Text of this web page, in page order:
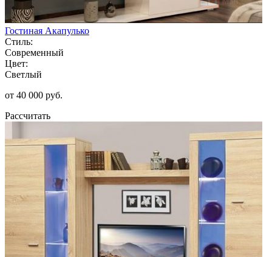
Гостиная Акапулько
Стиль:
Современный
Цвет:
Светлый
от 40 000 руб.
Рассчитать